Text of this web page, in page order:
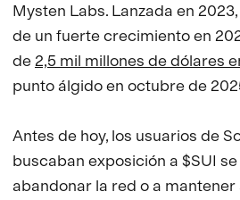
Mysten Labs. Lanzada en
de un fuerte crecimiento en
de2,5 mil millones de dólares
punto álgido en octubre de
Antes de hoy, los usuarios de
buscaban exposición a $SUI
abandonar la red o a